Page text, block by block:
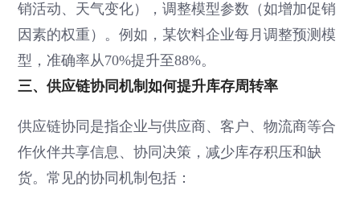
销活动、天气变化），调整模型参数（如增加促销
因素的权重）。例如，某饮料企业每月调整预测模
型，准确率从70%提升至88%。
三、供应链协同机制如何提升库存周转率
供应链协同是指企业与供应商、客户、物流商等合
作伙伴共享信息、协同决策，减少库存积压和缺
货。常见的协同机制包括：